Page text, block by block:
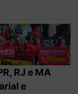
RJ e MA
e